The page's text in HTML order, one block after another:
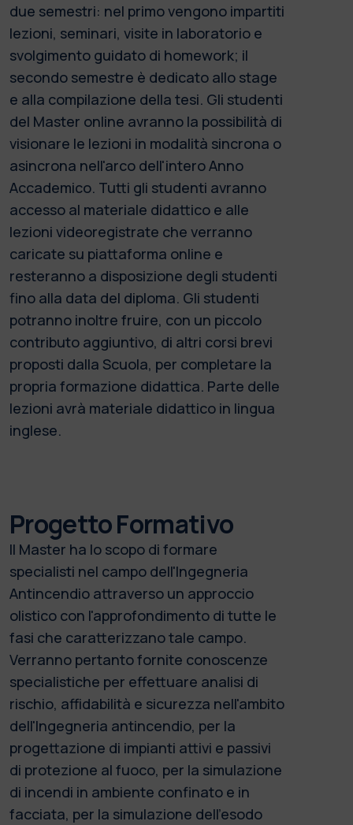
due semestri: nel primo vengono impartiti
lezioni, seminari, visite in laboratorio e
svolgimento guidato di homework; il
secondo semestre è dedicato allo stage
e alla compilazione della tesi. Gli studenti
del Master online avranno la possibilità di
visionare le lezioni in modalità sincrona o
asincrona nell'arco dell'intero Anno
Accademico. Tutti gli studenti avranno
accesso al materiale didattico e alle
lezioni videoregistrate che verranno
caricate su piattaforma online e
resteranno a disposizione degli studenti
fino alla data del diploma. Gli studenti
potranno inoltre fruire, con un piccolo
contributo aggiuntivo, di altri corsi brevi
proposti dalla Scuola, per completare la
propria formazione didattica. Parte delle
lezioni avrà materiale didattico in lingua
inglese.
Progetto Formativo
Il Master ha lo scopo di formare
specialisti nel campo dell'Ingegneria
Antincendio attraverso un approccio
olistico con l'approfondimento di tutte le
fasi che caratterizzano tale campo.
Verranno pertanto fornite conoscenze
specialistiche per effettuare analisi di
rischio, affidabilità e sicurezza nell'ambito
dell'Ingegneria antincendio, per la
progettazione di impianti attivi e passivi
di protezione al fuoco, per la simulazione
di incendi in ambiente confinato e in
facciata, per la simulazione dell'esodo